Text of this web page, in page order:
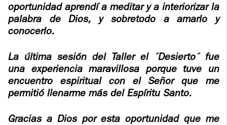
ENCUENTRO DE
EXPERIENCIA DE
CHARLAS Y
JORNADAS DE
EVANGELIZACIÓN
CÍRCULOS DE
OBRA
PADRE
LIBROS
VIDEOS
AUDIOS
oportunidad aprendí a meditar y a interiorizar la
palabra de Dios, y sobretodo a amarlo y
conocerlo.
La última sesión del Taller el ´Desierto´ fue
una experiencia maravillosa porque tuve un
encuentro espiritual con el Señor que me
permitió llenarme más del Espíritu Santo.
Gracias a Dios por esta oportunidad que me